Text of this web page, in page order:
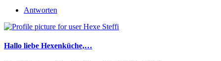
Antworten
Hallo liebe Hexenküche,…